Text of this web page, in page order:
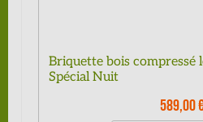
Briquette bois compressé
Spécial Nuit
589,00